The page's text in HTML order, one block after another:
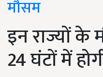
मौसम
इन राज्यों
24 घंटों में